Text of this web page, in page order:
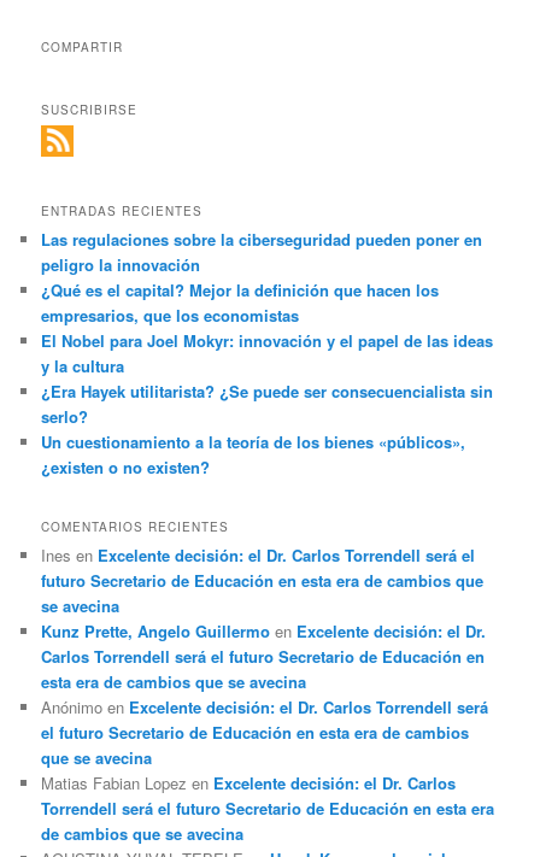
COMPARTIR
SUSCRIBIRSE
ENTRADAS RECIENTES
Las regulaciones sobre la ciberseguridad pueden poner en
peligro la innovación
¿Qué es el capital? Mejor la definición que hacen los
empresarios, que los economistas
El Nobel para Joel Mokyr: innovación y el papel de las ideas
y la cultura
¿Era Hayek utilitarista? ¿Se puede ser consecuencialista sin
serlo?
Un cuestionamiento a la teoría de los bienes «públicos»,
¿existen o no existen?
COMENTARIOS RECIENTES
Ines en Excelente decisión: el Dr. Carlos Torrendell será el
futuro Secretario de Educación en esta era de cambios que
se avecina
Kunz Prette, Angelo Guillermo en Excelente decisión: el Dr.
Carlos Torrendell será el futuro Secretario de Educación en
esta era de cambios que se avecina
Anónimo en Excelente decisión: el Dr. Carlos Torrendell será
el futuro Secretario de Educación en esta era de cambios
que se avecina
Matias Fabian Lopez en Excelente decisión: el Dr. Carlos
Torrendell será el futuro Secretario de Educación en esta era
de cambios que se avecina